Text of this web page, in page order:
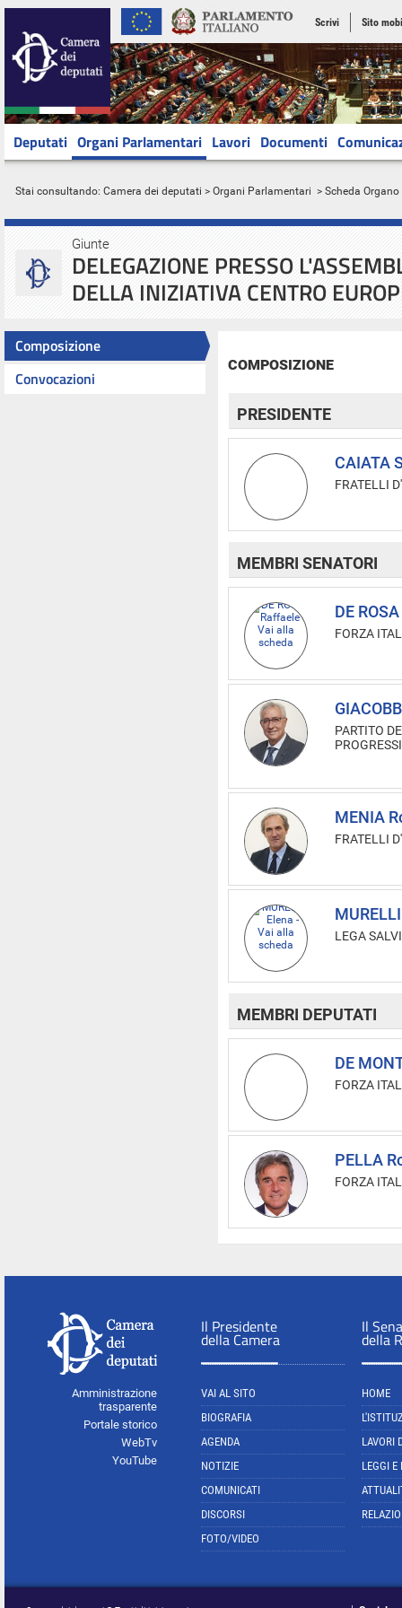
Scrivi Sito
Deputati Organi Parlamentari Lavori Documenti
Stai consultando: Camera dei deputati > Organi Parlamentari > Scheda Organo
Giunte
DELEGAZIONE PRESSO
DELLA INIZIATIVA CENTRO
Composizione
Convocazioni
COMPOSIZIONE
PRESIDENTE
CAIATA
FRATELLI
MEMBRI SENATORI
DE
FORZA
PARTITO
MENIA
FRATELLI
LEGA
MEMBRI DEPUTATI
DE
FORZA
PELLA
FORZA
Amministrazione
trasparente
Portale storico
WebTv
YouTube
Il Presidente
della Camera
VAI AL SITO
BIOGRAFIA
AGENDA
NOTIZIE
COMUNICATI
DISCORSI
FOTO/VIDEO
Il
della
HOME
LAVORI
LEGGI E